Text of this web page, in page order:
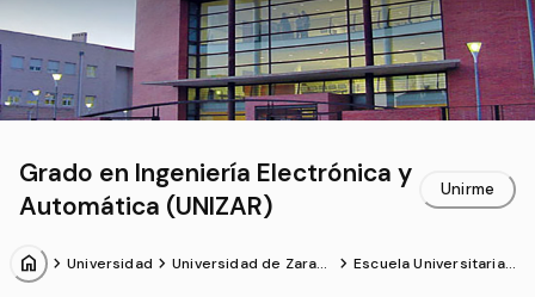
Grado en Ingeniería Electrónica y
Automática (UNIZAR)
Unirme
home chevron_forward Universidad chevron_forward Universidad de Zarag
chevron_forward Escuela Universitaria